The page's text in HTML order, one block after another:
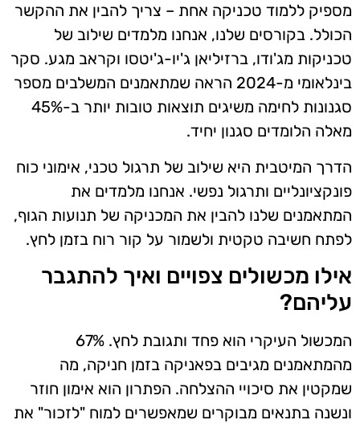
מספיק ללמוד טכניקה אחת – צריך להבין את ההקשר
הכולל. בקורסים שלנו, אנחנו מלמדים שילוב של
טכניקות מג'ודו, ברזיליאן ג'יו-ג'יטסו וקראב מגע. סקר
בינלאומי מ-2024 הראה שמתאמנים המשלבים מספר
סגנונות לחימה משיגים תוצאות טובות יותר ב-45%
מאלה הלומדים סגנון יחיד.
הדרך המיטבית היא שילוב של תרגול טכני, אימוני כוח
פונקציונליים ותרגול נפשי. אנחנו מלמדים את
המתאמנים שלנו להבין את המכניקה של תנועות הגוף,
לפתח חשיבה טקטית ולשמור על קור רוח בזמן לחץ.
אילו מכשולים צפויים ואיך להתגבר
עליהם?
המכשול העיקרי הוא פחד ותגובת לחץ. 67%
מהמתאמנים מגיבים בפאניקה בזמן חניקה, מה
שמקטין את סיכויי ההצלחה. הפתרון הוא אימון חוזר
ונשנה בתנאים מבוקרים שמאפשרים למוח "לזכור" את